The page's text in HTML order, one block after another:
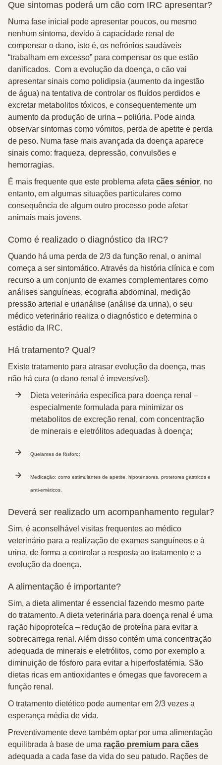
Que sintomas poderá um cão com IRC apresentar?
Numa fase inicial pode apresentar poucos, ou mesmo
nenhum sintoma, devido à capacidade renal de
compensar o dano, isto é, os nefrónios saudáveis
“trabalham em excesso” para compensar os que estão
danificados. Com a evolução da doença, o cão vai
apresentar sinais como polidipsia (aumento da ingestão
de água) na tentativa de controlar os fluídos perdidos e
excretar metabolitos tóxicos, e consequentemente um
aumento da produção de urina – poliúria. Pode ainda
observar sintomas como vómitos, perda de apetite e perda
de peso. Numa fase mais avançada da doença aparece
sinais como: fraqueza, depressão, convulsões e
hemorragias.
É mais frequente que este problema afeta cães sénior, no
entanto, em algumas situações particulares como
consequência de algum outro processo pode afetar
animais mais jovens.
Como é realizado o diagnóstico da IRC?
Quando há uma perda de 2/3 da função renal, o animal
começa a ser sintomático. Através da história clínica e com
recurso a um conjunto de exames complementares como
análises sanguíneas, ecografia abdominal, medição
pressão arterial e urianálise (análise da urina), o seu
médico veterinário realiza o diagnóstico e determina o
estádio da IRC.
Há tratamento? Qual?
Existe tratamento para atrasar evolução da doença, mas
não há cura (o dano renal é irreversível).
Dieta veterinária específica para doença renal –
especialmente formulada para minimizar os
metabolitos de excreção renal, com concentração
de minerais e eletrólitos adequadas à doença;
Quelantes de fósforo;
Medicação: como estimulantes de apetite, hipotensores, protetores gástricos e
anti-eméticos.
Deverá ser realizado um acompanhamento regular?
Sim, é aconselhável visitas frequentes ao médico
veterinário para a realização de exames sanguíneos e à
urina, de forma a controlar a resposta ao tratamento e a
evolução da doença.
A alimentação é importante?
Sim, a dieta alimentar é essencial fazendo mesmo parte
do tratamento. A dieta veterinária para doença renal é uma
ração hipoproteíca – redução de proteína para evitar a
sobrecarrega renal. Além disso contém uma concentração
adequada de minerais e eletrólitos, como por exemplo a
diminuição de fósforo para evitar a hiperfosfatémia. São
dietas ricas em antioxidantes e ómegas que favorecem a
função renal.
O tratamento dietético pode aumentar em 2/3 vezes a
esperança média de vida.
Preventivamente deve também optar por uma alimentação
equilibrada à base de uma ração premium para cães
adequada a cada fase da vida do seu patudo. Rações de